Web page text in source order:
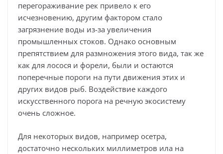
перегораживание рек привело к его
исчезновению, другим фактором стало
загрязнение воды из-за увеличения
промышленных стоков. Однако основным
препятствием для размножения этого вида, так же
как для лосося и форели, были и остаются
поперечные пороги на пути движения этих и
других видов рыб. Воздействие каждого
искусственного порога на речную экосистему
очень сложное.
Для некоторых видов, например осетра,
достаточно нескольких миллиметров ила на